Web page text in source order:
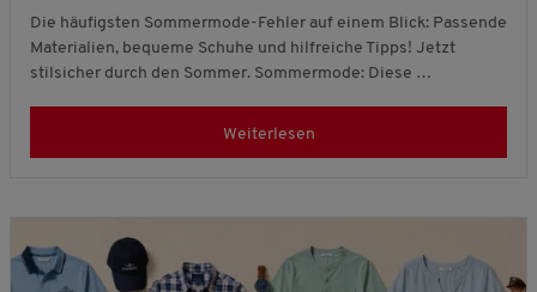
Die häufigsten Sommermode-Fehler auf einem Blick: Passende
Materialien, bequeme Schuhe und hilfreiche Tipps! Jetzt
stilsicher durch den Sommer. Sommermode: Diese …
Weiterlesen